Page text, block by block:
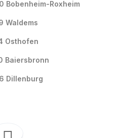
Bobenheim-Roxheim
Waldems
Osthofen
Baiersbronn
Dillenburg